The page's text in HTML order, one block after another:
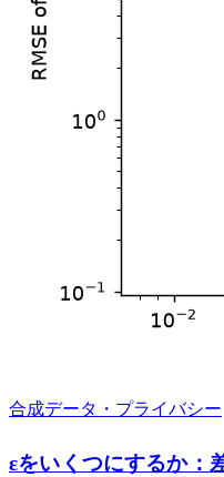
合成データ・プライバシー
εをいくつにするか：